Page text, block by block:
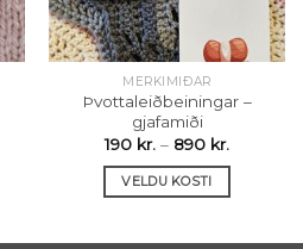
MERKIMIÐAR
Þvottaleiðbeiningar –
gjafamiði
190 kr. – 890 kr.
VELDU KOSTI